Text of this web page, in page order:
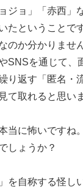
ジョ」「赤西」
たということで
のか分かりませ
SNSを通じて、
り返す「匿名・
て取れると思い
当に怖いですね
しょうか？
を自称する怪し